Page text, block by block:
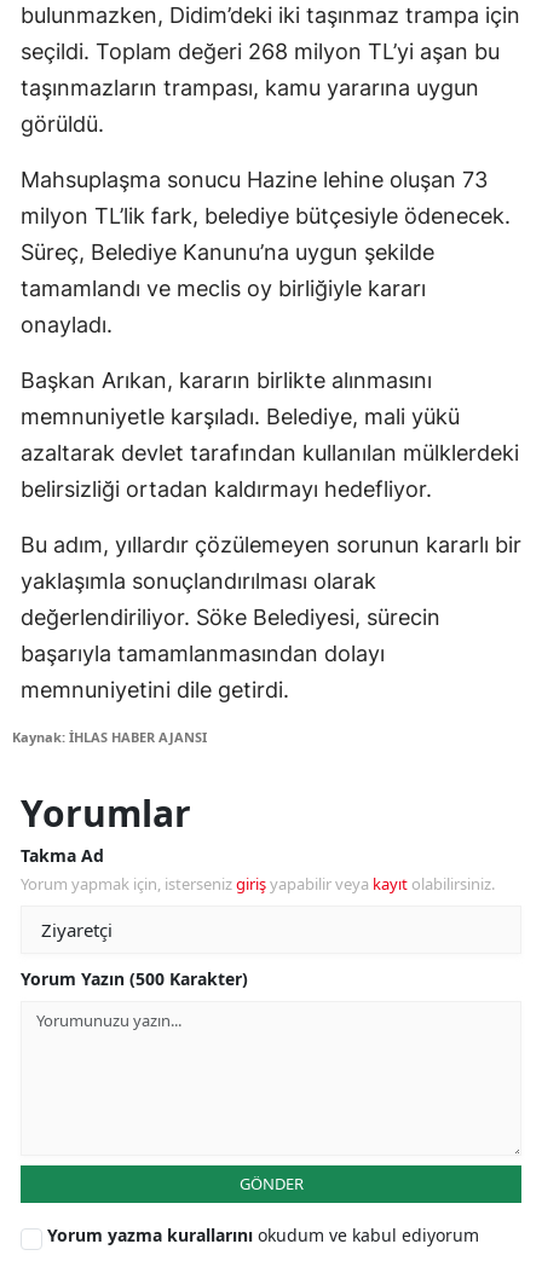
bulunmazken, Didim’deki iki taşınmaz trampa için
seçildi. Toplam değeri 268 milyon TL’yi aşan bu
taşınmazların trampası, kamu yararına uygun
görüldü.
Mahsuplaşma sonucu Hazine lehine oluşan 73
milyon TL’lik fark, belediye bütçesiyle ödenecek.
Süreç, Belediye Kanunu’na uygun şekilde
tamamlandı ve meclis oy birliğiyle kararı
onayladı.
Başkan Arıkan, kararın birlikte alınmasını
memnuniyetle karşıladı. Belediye, mali yükü
azaltarak devlet tarafından kullanılan mülklerdeki
belirsizliği ortadan kaldırmayı hedefliyor.
Bu adım, yıllardır çözülemeyen sorunun kararlı bir
yaklaşımla sonuçlandırılması olarak
değerlendiriliyor. Söke Belediyesi, sürecin
başarıyla tamamlanmasından dolayı
memnuniyetini dile getirdi.
Kaynak: İHLAS HABER AJANSI
Yorumlar
Takma Ad
Yorum yapmak için, istersenizgirişyapabilir veya kayıt olabilirsiniz.
Yorum Yazın (500 Karakter)
GÖNDER
Yorum yazma kurallarını okudum ve kabul ediyorum